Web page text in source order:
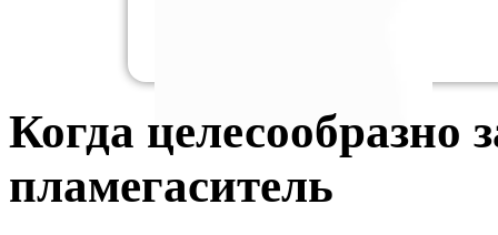
Когда целесообразно
пламегаситель